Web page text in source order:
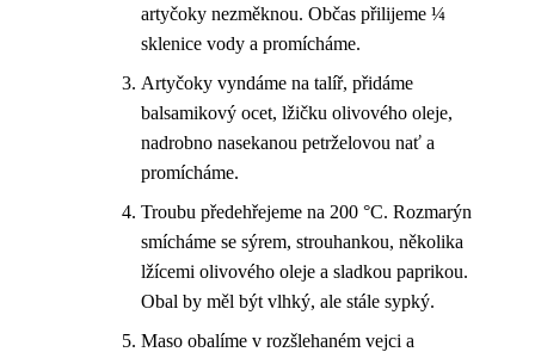
artyčoky nezměknou. Občas přilijeme ¼
sklenice vody a promícháme.
Artyčoky vyndáme na talíř, přidáme
balsamikový ocet, lžičku olivového oleje,
nadrobno nasekanou petrželovou nať a
promícháme.
Troubu předehřejeme na 200 °C. Rozmarýn
smícháme se sýrem, strouhankou, několika
lžícemi olivového oleje a sladkou paprikou.
Obal by měl být vlhký, ale stále sypký.
Maso obalíme v rozšlehaném vejci a